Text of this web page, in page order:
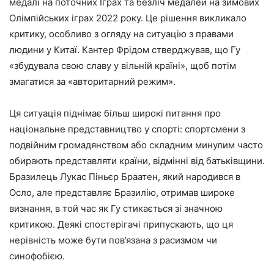
Олімпійських іграх 2022 року. Це рішення викликало
критику, особливо з огляду на ситуацію з правами
людини у Китаї. Кантер Фрідом стверджував, що Гу
«збудувала свою славу у вільній країні», щоб потім
змагатися за «авторитарний режим».
Ця ситуація піднімає більш широкі питання про
національне представництво у спорті: спортсмени з
подвійним громадянством або складним минулим часто
обирають представляти країни, відмінні від батьківщини.
Бразилець Лукас Піньєр Браатен, який народився в
Осло, але представляє Бразилію, отримав широке
визнання, в той час як Гу стикається зі значною
критикою. Деякі спостерігачі припускають, що ця
нерівність може бути пов’язана з расизмом чи
синофобією.